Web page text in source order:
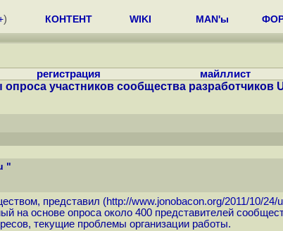
) КОНТЕНТ WIKI MAN'ы
регистрация майллист
опроса участников сообщества разработчиков
"
представил (http://www.jonobacon.org/2011/10/
на основе опроса около 400 представителей
текущие проблемы организации работы.